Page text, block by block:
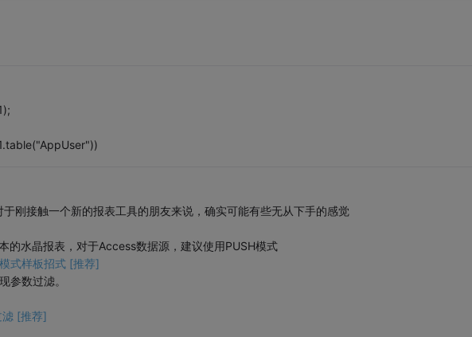
刚接触一个新的报表工具的朋友来说，确实可能有些无从下手的感觉
的水晶报表，对于Access数据源，建议使用PUSH模式
式样板招式 [推荐]
参数过滤。
滤 [推荐]